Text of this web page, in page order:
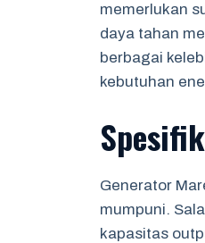
memerlukan
daya tahan
berbagai
kebutuhan
Generator
mumpuni.
kapasitas